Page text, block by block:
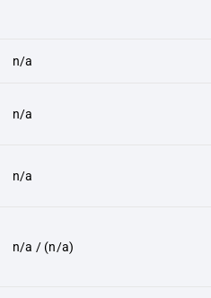
n/a
n/a
n/a
n/a / (n/a)